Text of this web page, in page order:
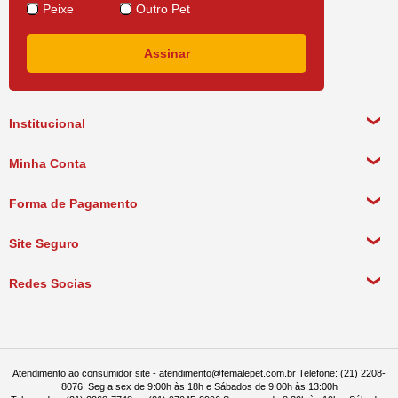
Institucional
Política de Pagamento
Política de Entrega
Minha Conta
Forma de Pagamento
Site Seguro
Redes Socias
Peixe Outro Pet
Atendimento ao consumidor site - atendimento@femalepet.com.br Telefone: (21) 2208-
8076. Seg a sex de 9:00h às 18h e Sábados de 9:00h às 13:00h